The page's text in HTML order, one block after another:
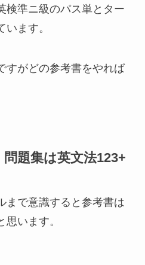
検準ニ級のパス単とター
ます。
すがどの参考書をやれば
題集は英文法123+
まで意識すると参考書は
います。